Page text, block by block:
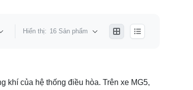
Hiển thị: 16 Sản phẩm
khí của hệ thống điều hòa. Trên xe MG5,